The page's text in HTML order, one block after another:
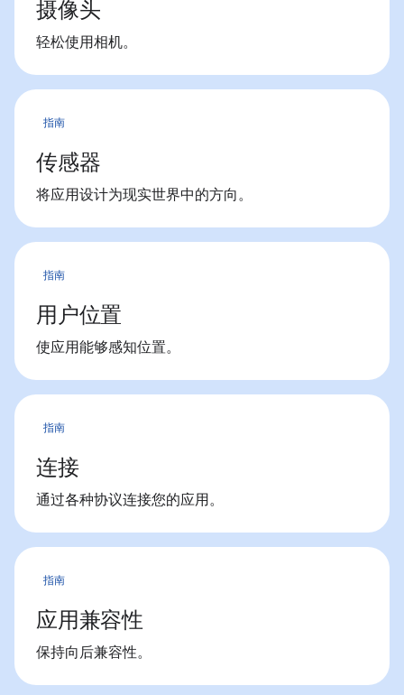
摄像头
轻松使用相机。
指南
传感器
将应用设计为现实世界中的方向。
指南
用户位置
使应用能够感知位置。
指南
连接
通过各种协议连接您的应用。
指南
应用兼容性
保持向后兼容性。